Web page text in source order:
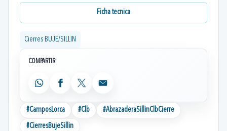
Ficha tecnica
Cierres BUJE/SILLIN
COMPARTIR
WhatsAppFacebook
X Email
#CamposLorca #Clb #AbrazaderaSillinClbCierre
#CierresBujeSillin